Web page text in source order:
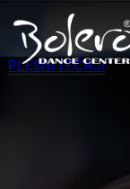
PLESNI TEČAJI